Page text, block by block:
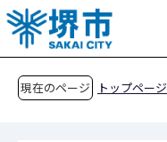
こ
の
ペ
現在のページ
トップページ